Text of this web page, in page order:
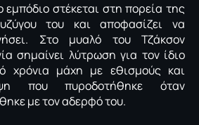
στέκεται στη πορεία της
του και αποφασίζει να
Στο μυαλό του Τζάκσον
σημαίνει λύτρωση για τον ίδιο
χρόνια μάχη με εθισμούς και
που πυροδοτήθηκε όταν
με τον αδερφό του.